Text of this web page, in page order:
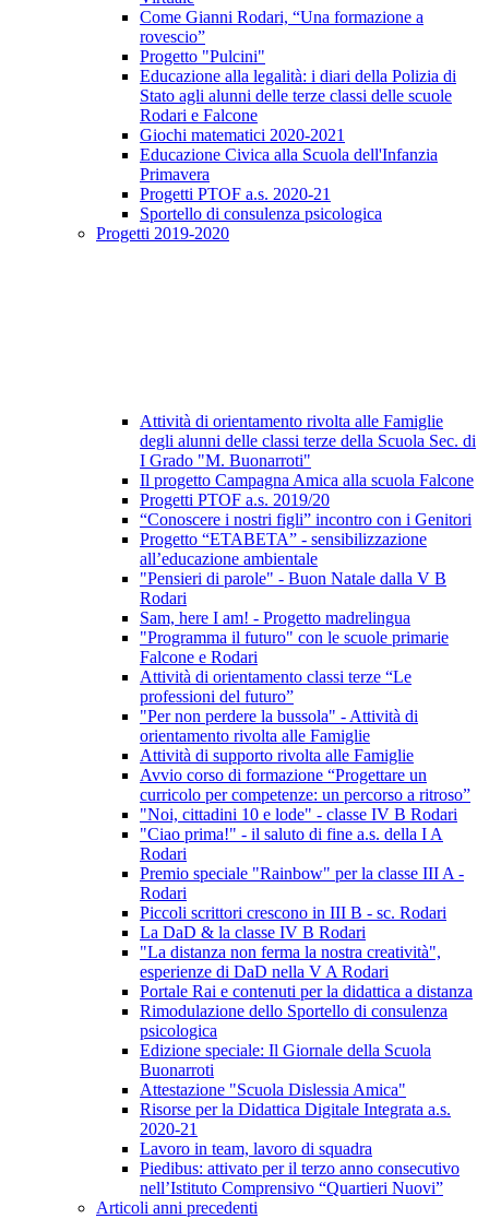
Come Gianni Rodari, “Una formazione a
rovescio”
Progetto "Pulcini"
Educazione alla legalità: i diari della Polizia di
Stato agli alunni delle terze classi delle scuole
Rodari e Falcone
Giochi matematici 2020-2021
Educazione Civica alla Scuola dell'Infanzia
Primavera
Progetti PTOF a.s. 2020-21
Sportello di consulenza psicologica
Progetti 2019-2020
Attività di orientamento rivolta alle Famiglie
degli alunni delle classi terze della Scuola Sec. di
I Grado "M. Buonarroti"
Il progetto Campagna Amica alla scuola Falcone
Progetti PTOF a.s. 2019/20
“Conoscere i nostri figli” incontro con i Genitori
Progetto “ETABETA” - sensibilizzazione
all’educazione ambientale
"Pensieri di parole" - Buon Natale dalla V B
Rodari
Sam, here I am! - Progetto madrelingua
"Programma il futuro" con le scuole primarie
Falcone e Rodari
Attività di orientamento classi terze “Le
professioni del futuro”
"Per non perdere la bussola" - Attività di
orientamento rivolta alle Famiglie
Attività di supporto rivolta alle Famiglie
Avvio corso di formazione “Progettare un
curricolo per competenze: un percorso a ritroso”
"Noi, cittadini 10 e lode" - classe IV B Rodari
"Ciao prima!" - il saluto di fine a.s. della I A
Rodari
Premio speciale "Rainbow" per la classe III A -
Rodari
Piccoli scrittori crescono in III B - sc. Rodari
La DaD & la classe IV B Rodari
"La distanza non ferma la nostra creatività",
esperienze di DaD nella V A Rodari
Portale Rai e contenuti per la didattica a distanza
Rimodulazione dello Sportello di consulenza
psicologica
Edizione speciale: Il Giornale della Scuola
Buonarroti
Attestazione "Scuola Dislessia Amica"
Risorse per la Didattica Digitale Integrata a.s.
2020-21
Lavoro in team, lavoro di squadra
Piedibus: attivato per il terzo anno consecutivo
nell’Istituto Comprensivo “Quartieri Nuovi”
Articoli anni precedenti